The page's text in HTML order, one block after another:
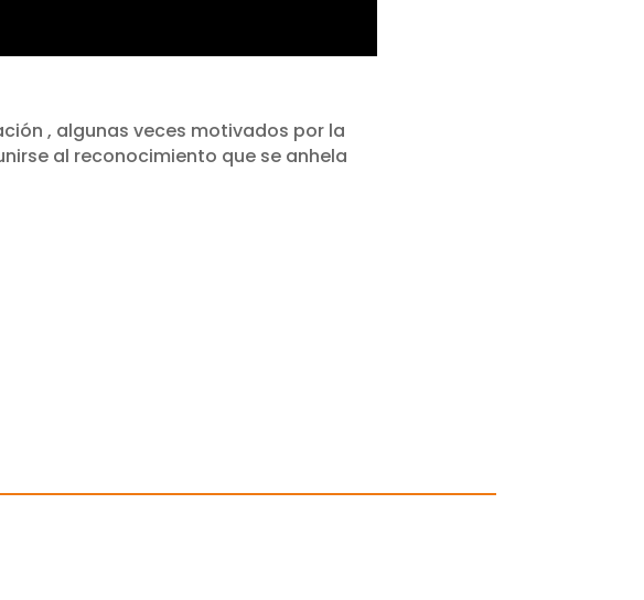
, algunas veces motivados por la
al reconocimiento que se anhela